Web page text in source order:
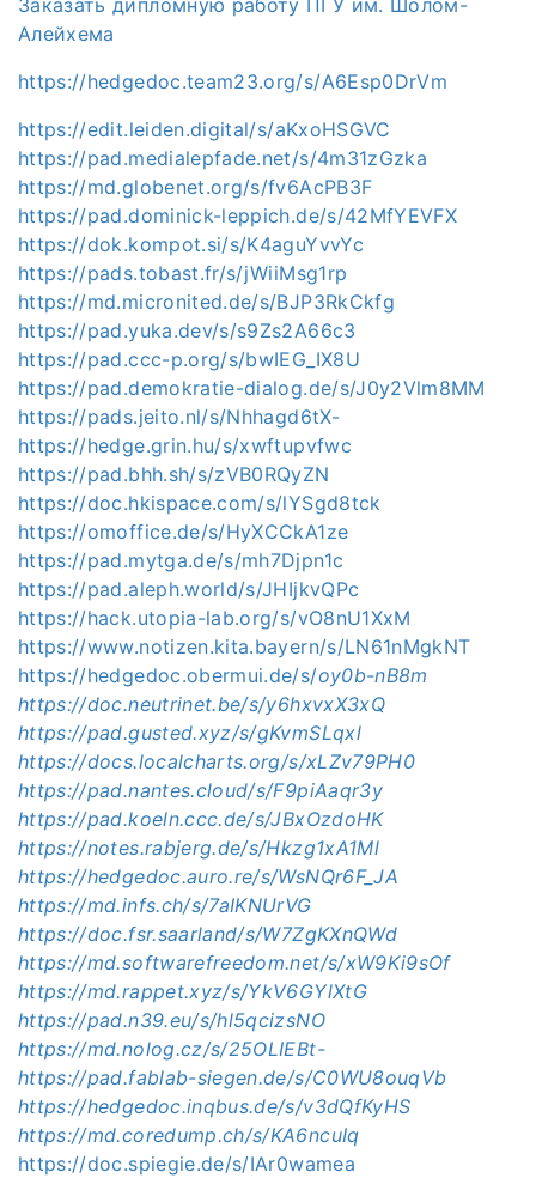
Заказать дипломную работу ПГУ им. Шолом-
Алейхема
https://hedgedoc.team23.org/s/A6Esp0DrVm
https://edit.leiden.digital/s/aKxoHSGVC
https://pad.medialepfade.net/s/4m31zGzka
https://md.globenet.org/s/fv6AcPB3F
https://pad.dominick-leppich.de/s/42MfYEVFX
https://dok.kompot.si/s/K4aguYvvYc
https://pads.tobast.fr/s/jWiiMsg1rp
https://md.micronited.de/s/BJP3RkCkfg
https://pad.yuka.dev/s/s9Zs2A66c3
https://pad.ccc-p.org/s/bwIEG_IX8U
https://pad.demokratie-dialog.de/s/J0y2Vlm8MM
https://pads.jeito.nl/s/Nhhagd6tX-
https://hedge.grin.hu/s/xwftupvfwc
https://pad.bhh.sh/s/zVB0RQyZN
https://doc.hkispace.com/s/lYSgd8tck
https://omoffice.de/s/HyXCCkA1ze
https://pad.mytga.de/s/mh7Djpn1c
https://pad.aleph.world/s/JHIjkvQPc
https://hack.utopia-lab.org/s/vO8nU1XxM
https://www.notizen.kita.bayern/s/LN61nMgkNT
https://hedgedoc.obermui.de/s/oy0b-nB8m
https://doc.neutrinet.be/s/y6hxvxX3xQ
https://pad.gusted.xyz/s/gKvmSLqxl
https://docs.localcharts.org/s/xLZv79PH0
https://pad.nantes.cloud/s/F9piAaqr3y
https://pad.koeln.ccc.de/s/JBxOzdoHK
https://notes.rabjerg.de/s/Hkzg1xA1Ml
https://hedgedoc.auro.re/s/WsNQr6F_JA
https://md.infs.ch/s/7aIKNUrVG
https://doc.fsr.saarland/s/W7ZgKXnQWd
https://md.softwarefreedom.net/s/xW9Ki9sOf
https://md.rappet.xyz/s/YkV6GYlXtG
https://pad.n39.eu/s/hl5qcizsNO
https://md.nolog.cz/s/25OLIEBt-
https://pad.fablab-siegen.de/s/C0WU8ouqVb
https://hedgedoc.inqbus.de/s/v3dQfKyHS
https://md.coredump.ch/s/KA6ncuIq
https://doc.spiegie.de/s/IAr0wamea